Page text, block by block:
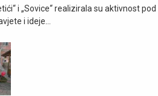
i „Sovice“ realizirala su aktivnost
i ideje…